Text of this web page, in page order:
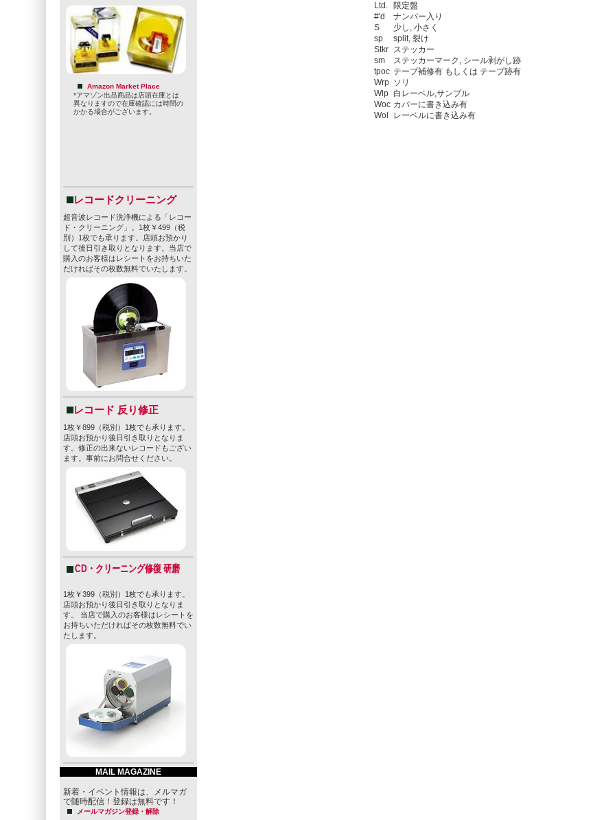
Amazon Market Place
*アマゾン出品商品は店頭在庫とは
異なりますので在庫確認には時間の
かかる場合がございます。
レコードクリーニング
超音波レコード洗浄機による「レコー
ド・クリーニング」。1枚￥499（税
別）1枚でも承ります。店頭お預かり
して後日引き取りとなります。当店で
購入のお客様はレシートをお持ちいた
だければその枚数無料でいたします。
レコード 反り修正
1枚￥899（税別）1枚でも承ります。
店頭お預かり後日引き取りとなりま
す。修正の出来ないレコードもござい
ます。事前にお問合せください。
CD・クリーニング修復 研磨
1枚￥399（税別）1枚でも承ります。
店頭お預かり後日引き取りとなりま
す。 当店で購入のお客様はレシートを
お持ちいただければその枚数無料でい
たします。
MAIL MAGAZINE
新着・イベント情報は、メルマガ
で随時配信！登録は無料です！
メールマガジン登録・解除
Ltd.
限定盤
#'d
ナンバー入り
S
少し, 小さく
sp
split, 裂け
Stkr ステッカー
sm
ステッカーマーク, シール剥がし跡
tpoc テープ補修有 もしくは テープ跡有
Wrp ソリ
Wlp 白レーベル,サンプル
Woc カバーに書き込み有
Wol
レーベルに書き込み有